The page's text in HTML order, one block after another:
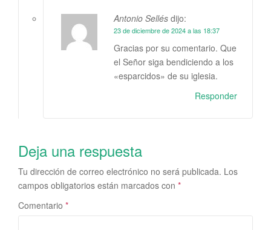
Antonio Sellés dijo:
23 de diciembre de 2024 a las 18:37
Gracias por su comentario. Que
el Señor siga bendiciendo a los
«esparcidos» de su iglesia.
Responder
Deja una respuesta
Tu dirección de correo electrónico no será publicada. Los
campos obligatorios están marcados con *
Comentario *